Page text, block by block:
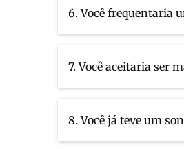
6. Você frequentaria
7. Você aceitaria ser
8. Você já teve um